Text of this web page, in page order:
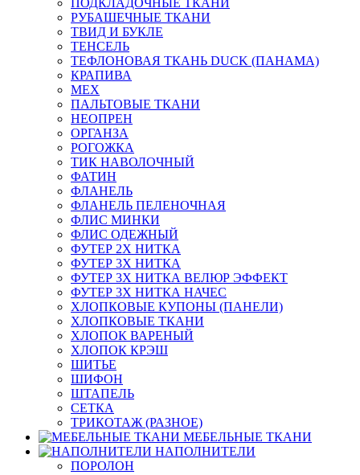
ПОДКЛАДОЧНЫЕ ТКАНИ
РУБАШЕЧНЫЕ ТКАНИ
ТВИД И БУКЛЕ
ТЕНСЕЛЬ
ТЕФЛОНОВАЯ ТКАНЬ DUCK (ПАНАМА)
КРАПИВА
МЕХ
ПАЛЬТОВЫЕ ТКАНИ
НЕОПРЕН
ОРГАНЗА
РОГОЖКА
ТИК НАВОЛОЧНЫЙ
ФАТИН
ФЛАНЕЛЬ
ФЛАНЕЛЬ ПЕЛЕНОЧНАЯ
ФЛИС МИНКИ
ФЛИС ОДЕЖНЫЙ
ФУТЕР 2Х НИТКА
ФУТЕР 3Х НИТКА
ФУТЕР 3Х НИТКА ВЕЛЮР ЭФФЕКТ
ФУТЕР 3Х НИТКА НАЧЕС
ХЛОПКОВЫЕ КУПОНЫ (ПАНЕЛИ)
ХЛОПКОВЫЕ ТКАНИ
ХЛОПОК ВАРЕНЫЙ
ХЛОПОК КРЭШ
ШИТЬЕ
ШИФОН
ШТАПЕЛЬ
СЕТКА
ТРИКОТАЖ (РАЗНОЕ)
МЕБЕЛЬНЫЕ ТКАНИ
НАПОЛНИТЕЛИ
ПОРОЛОН